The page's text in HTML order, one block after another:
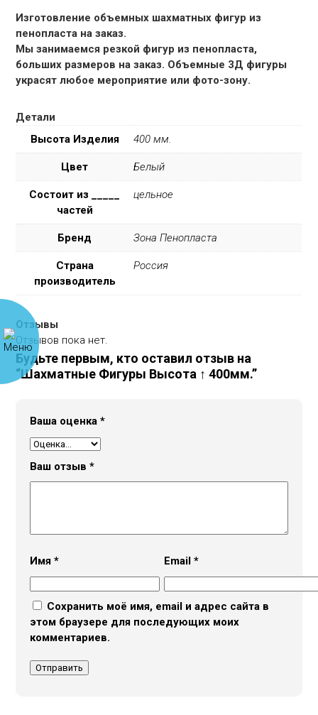
Изготовление объемных шахматных фигур из
пенопласта на заказ.
Мы занимаемся резкой фигур из пенопласта,
больших размеров на заказ. Объемные 3Д фигуры
украсят любое мероприятие или фото-зону.
Детали
Высота Изделия
400 мм.
Цвет Белый
Состоит из _____
частей
цельное
Бренд Зона Пенопласта
Страна
производитель
Россия
Отзывы
Отзывов пока нет.
Будьте первым, кто оставил отзыв на
“Шахматные Фигуры Высота ↑ 400мм.”
Ваша оценка*
Ваш отзыв*
Имя* Email*
Сохранить моё имя, email и адрес сайта в
этом браузере для последующих моих
комментариев.